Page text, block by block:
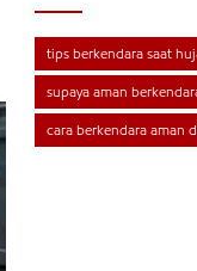
tips berkendara saat
supaya aman
cara berkendara aman